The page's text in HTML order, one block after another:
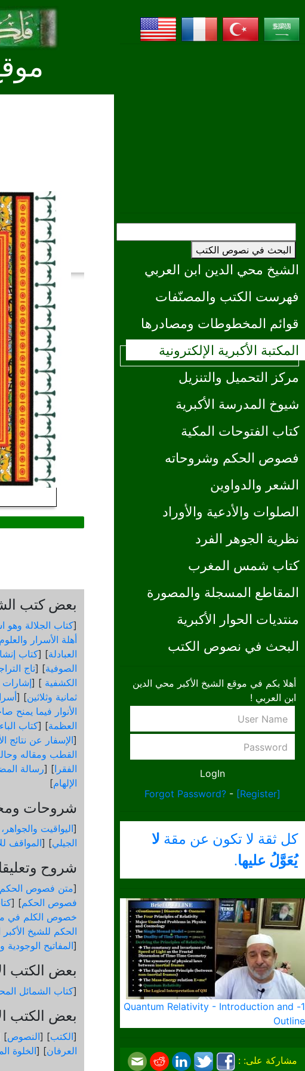
البحث في نصوص الكتب
الشيخ محي الدين ابن العربي
فهرست الكتب والمصنّفات
قوائم المخطوطات ومصادرها
المكتبة الأكبرية الإلكترونية
مركز التحميل والتنزيل
شيوخ المدرسة الأكبرية
كتاب الفتوحات المكية
فصوص الحكم وشروحاته
الشعر والدواوين
الصلوات والأدعية والأوراد
نظرية الجوهر الفرد
كتاب شمس المغرب
المقاطع المسجلة والمصورة
منتديات الحوار الأكبرية
البحث في نصوص الكتب
أهلا بكم في موقع الشيخ الأكبر محي الدين
ابن العربي !
Forgot Password? - [Register]
كل ثقة لا تكون عن مقة لا
يُعَوَّلُ عليها.
1- Quantum Relativity - Introduction and
Outline
مشاركة على: :
بعض كتب
[كتاب الجلالة وهو
أهلة الأسرار والعلوم
العبادلة] [كتاب
الصوفية] [تاج
الكشفية ] [إشارات
ثمانية وثلاثين] [
الأنوار فيما يمنح
العظمة] [كتاب الباء
[الإسفار عن نتائج
القطب ومقاله
الفقرا] [رسالة
الإلهام]
شروحات
[اليواقيت
الجيلي] [المواقف
شروح
[متن فصوص الحكم
فصوص الحكم] [
خصوص الكلم في
الحكم للشيخ الأكبر
[المفاتيح
بعض الكتب
[كتاب الشمائل
بعض الكتب
[الكتب] [النصوص[
العرفان] [الخلوة